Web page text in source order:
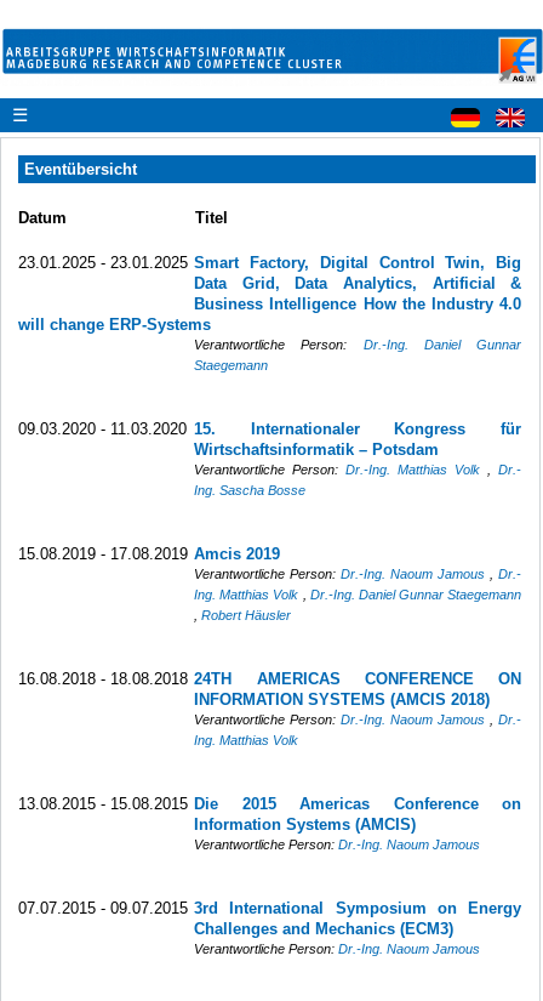
☰
Eventübersicht
Datum Titel
23.01.2025 - 23.01.2025 Smart Factory, Digital Control Twin, Big
Data Grid, Data Analytics, Artificial &
Business Intelligence How the Industry 4.0
will change ERP-Systems
Verantwortliche Person: Dr.-Ing. Daniel Gunnar
Staegemann
09.03.2020 - 11.03.2020 15. Internationaler Kongress für
Wirtschaftsinformatik – Potsdam
Verantwortliche Person:Dr.-Ing. Matthias Volk ,Dr.-
Ing. Sascha Bosse
15.08.2019 - 17.08.2019 Amcis 2019
Verantwortliche Person:Dr.-Ing. Naoum Jamous ,Dr.-
Ing. Matthias Volk
Dr.-Ing. Daniel Gunnar Staegemann
,Robert Häusler
16.08.2018 - 18.08.2018 24TH AMERICAS CONFERENCE ON
INFORMATION SYSTEMS (AMCIS 2018)
Verantwortliche Person:Dr.-Ing. Naoum Jamous ,Dr.-
Ing. Matthias Volk
13.08.2015 - 15.08.2015 Die 2015 Americas Conference on
Information Systems (AMCIS)
Verantwortliche Person:Dr.-Ing. Naoum Jamous
07.07.2015 - 09.07.2015 3rd International Symposium on Energy
Challenges and Mechanics (ECM3)
Verantwortliche Person:Dr.-Ing. Naoum Jamous